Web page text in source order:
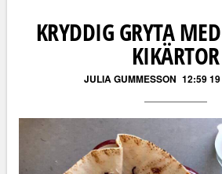
KRYDDIG GRYTA
KIKÄRTOR
JULIA GUMMESSON 12:59